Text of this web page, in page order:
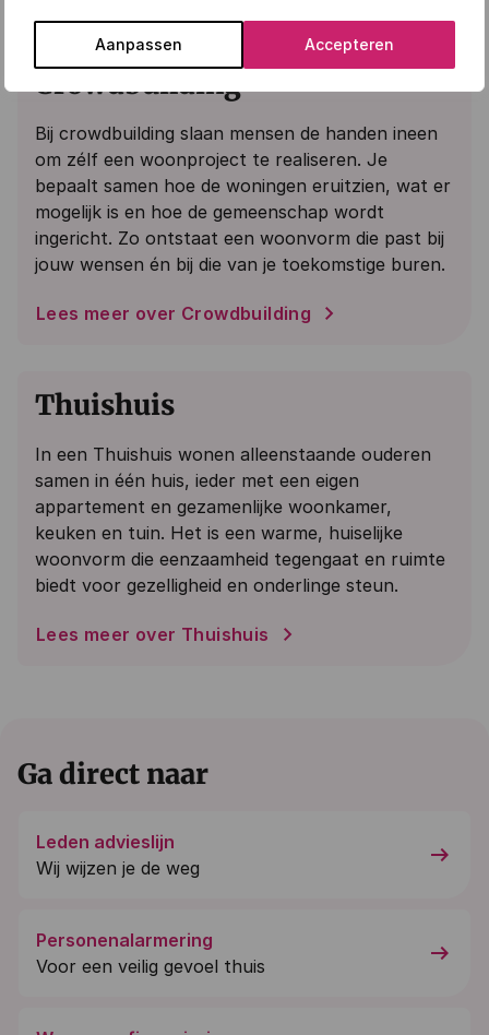
Aanpassen Accepteren
Crowdbuilding
Bij crowdbuilding slaan mensen de handen ineen
om zélf een woonproject te realiseren. Je
bepaalt samen hoe de woningen eruitzien, wat er
mogelijk is en hoe de gemeenschap wordt
ingericht. Zo ontstaat een woonvorm die past bij
jouw wensen én bij die van je toekomstige buren.
Lees meer over Crowdbuilding
Thuishuis
In een Thuishuis wonen alleenstaande ouderen
samen in één huis, ieder met een eigen
appartement en gezamenlijke woonkamer,
keuken en tuin. Het is een warme, huiselijke
woonvorm die eenzaamheid tegengaat en ruimte
biedt voor gezelligheid en onderlinge steun.
Lees meer over Thuishuis
Ga direct naar
Leden advieslijn
Wij wijzen je de weg
arrow_right_alt
Personenalarmering
Voor een veilig gevoel thuis
arrow_right_alt